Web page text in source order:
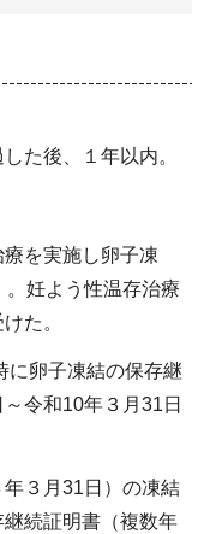
た後、１年以内。
を実施し卵子凍
妊よう性温存治療
た。
に卵子凍結の保存継
令和10年３月31日
３月31日）の凍結
続証明書（複数年